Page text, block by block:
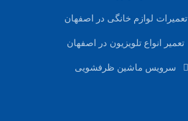
تعمیرات لوازم خانگی در اصفهان
تعمیر انواع تلویزیون در اصفهان
سرویس ماشین ظرفشویی